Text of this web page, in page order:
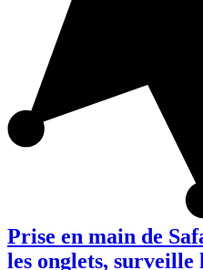
Prise en main de
les onglets, surveille